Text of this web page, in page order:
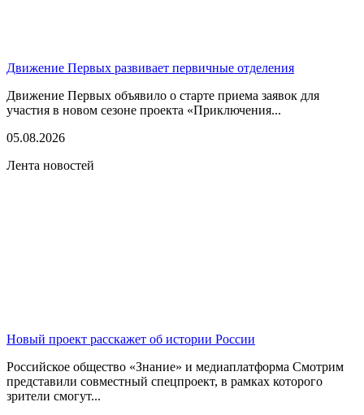
Движение Первых развивает первичные отделения
Движение Первых объявило о старте приема заявок для
участия в новом сезоне проекта «Приключения...
05.08.2026
Лента новостей
Новый проект расскажет об истории России
Российское общество «Знание» и медиаплатформа Смотрим
представили совместный спецпроект, в рамках которого
зрители смогут...